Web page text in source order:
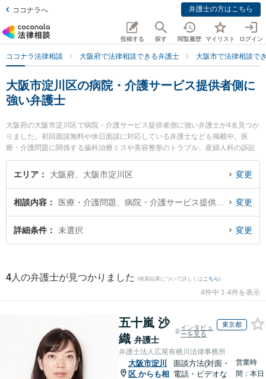
ココナラへ 弁護士の方はこちら
投稿する 探す 閲覧履歴 マイリスト ログイン
ココナラ法律相談 大阪府で法律相談できる弁護士 大阪市で法律相談で
大阪市淀川区の病院・介護サービス提供者側に
強い弁護士
大阪府の大阪市淀川区で病院・介護サービス提供者側に強い弁護士が4名見つか
りました。初回面談無料や休日面談に対応している弁護士なども掲載中。医
療・介護問題に関係する歯科治療ミスや美容整形のトラブル、産婦人科の訴訟
等の細かな分野での絞り込み検索もでき便利です。特に金城・清水法律会計事
務所の金城 雄真弁護士やTRY総合法律事務所の藤木 大雅弁護士、ゆうき法律事
側のトラブルを今すぐに弁護士に相談したい』『病院・介護サービス提供者側
のトラブル解決の実績豊富な近くの弁護士を検索したい』『初回相談無料で病
院・介護サービス提供者側を法律相談できる大阪市淀川区内の弁護士に相談予
エリア 大阪府、大阪市淀川区 変更
相談内容 変更
詳細条件 未選択 変更
4 人の弁護士が見つかりました (検索結果について詳しくは こちら)
4件中 1-4件を表示
五十嵐 沙
織 弁護士
インタビュ
ーを見る
東京都
弁護士法人広尾有栖川法律事務所
大阪市淀川
区 からも相
面談方法(対面・
電話・ビデオな
営業時
間：本日